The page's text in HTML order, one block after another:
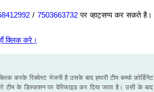
/ 7503663732पर व्हाट्सप्प कर सकते है।
क्लिक करे।
करके रिक्वेस्ट भेजनी है उसके बाद हमारी टीम बच्चो कोर्डिनेट
टीम के डिस्कशन पर वेरिफाइड कर दिया जाता है। उसी के बाद